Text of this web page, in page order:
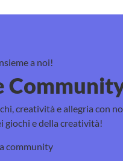
a noi!
creatività e allegria con
giochi e della creatività!
community